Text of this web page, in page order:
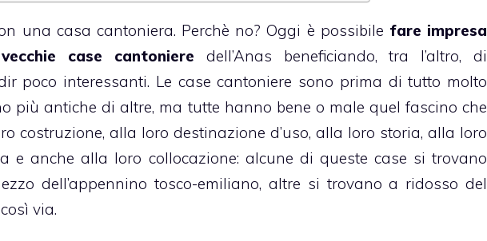
una casa cantoniera. Perchè no? Oggi è possibile fare impresa
case cantoniere dell’Anas beneficiando, tra l’altro, di
poco interessanti. Le case cantoniere sono prima di tutto molto
più antiche di altre, ma tutte hanno bene o male quel fascino che
costruzione, alla loro destinazione d’uso, alla loro storia, alla loro
e anche alla loro collocazione: alcune di queste case si trovano
dell’appennino tosco-emiliano, altre si trovano a ridosso del
via.